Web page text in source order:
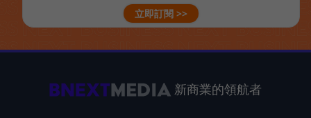
立即訂閱 >>
新商業的領航者